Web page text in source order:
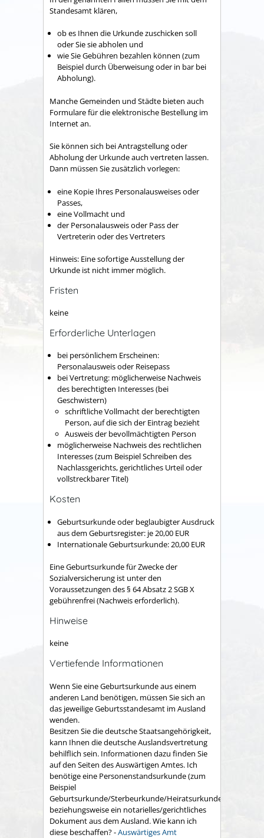
Standesamt klären,
ob es Ihnen die Urkunde zuschicken soll
oder Sie sie abholen und
wie Sie Gebühren bezahlen können (zum
Beispiel durch Überweisung oder in bar bei
Abholung).
Manche Gemeinden und Städte bieten auch
Formulare für die elektronische Bestellung im
Internet an.
Sie können sich bei Antragstellung oder
Abholung der Urkunde auch vertreten lassen.
Dann müssen Sie zusätzlich vorlegen:
eine Kopie Ihres Personalausweises oder
Passes,
eine Vollmacht und
der Personalausweis oder Pass der
Vertreterin oder des Vertreters
Hinweis: Eine sofortige Ausstellung der
Urkunde ist nicht immer möglich.
Fristen
keine
Erforderliche Unterlagen
bei persönlichem Erscheinen:
Personalausweis oder Reisepass
bei Vertretung: möglicherweise Nachweis
des berechtigten Interesses (bei
Geschwistern)
schriftliche Vollmacht der berechtigten
Person, auf die sich der Eintrag bezieht
Ausweis der bevollmächtigten Person
möglicherweise Nachweis des rechtlichen
Interesses (zum Beispiel Schreiben des
Nachlassgerichts, gerichtliches Urteil oder
vollstreckbarer Titel)
Kosten
Geburtsurkunde oder beglaubigter Ausdruck
aus dem Geburtsregister: je 20,00 EUR
Internationale Geburtsurkunde: 20,00 EUR
Eine Geburtsurkunde für Zwecke der
Sozialversicherung ist unter den
Voraussetzungen des § 64 Absatz 2 SGB X
gebührenfrei (Nachweis erforderlich).
Hinweise
keine
Vertiefende Informationen
Wenn Sie eine Geburtsurkunde aus einem
anderen Land benötigen, müssen Sie sich an
das jeweilige Geburtsstandesamt im Ausland
wenden.
Besitzen Sie die deutsche Staatsangehörigkeit,
kann Ihnen die deutsche Auslandsvertretung
behilflich sein. Informationen dazu finden Sie
auf den Seiten des Auswärtigen Amtes. Ich
benötige eine Personenstandsurkunde (zum
Beispiel
Geburtsurkunde/Sterbeurkunde/Heiratsurkunde)
beziehungsweise ein notarielles/gerichtliches
Dokument aus dem Ausland. Wie kann ich
diese beschaffen? -Auswärtiges Amt